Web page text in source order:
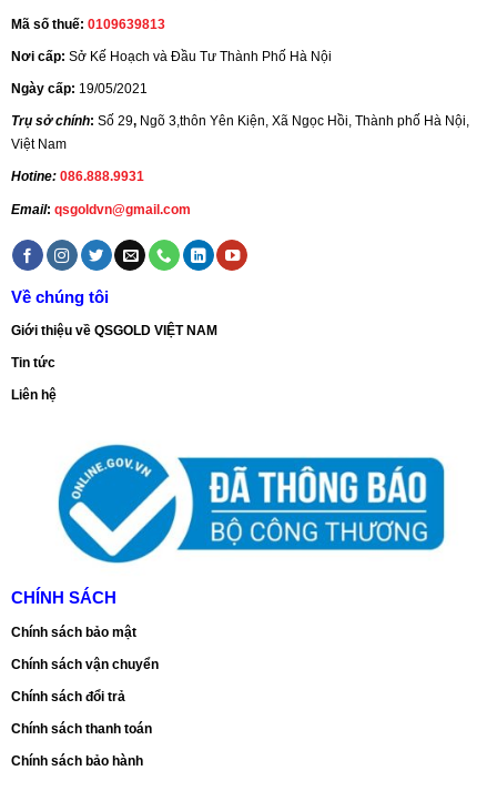
Mã số thuế: 0109639813
Nơi cấp: Sở Kế Hoạch và Đầu Tư Thành Phố Hà Nội
Ngày cấp: 19/05/2021
Trụ sở chính: Số 29, Ngõ 3,thôn Yên Kiện, Xã Ngọc Hồi, Thành phố Hà Nội,
Việt Nam
Hotine: 086.888.9931
Email: qsgoldvn@gmail.com
Về chúng tôi
Giới thiệu về QSGOLD VIỆT NAM
Tin tức
Liên hệ
CHÍNH SÁCH
Chính sách bảo mật
Chính sách vận chuyển
Chính sách đổi trả
Chính sách thanh toán
Chính sách bảo hành